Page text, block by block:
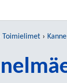
Toimielimet